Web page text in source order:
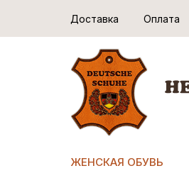
Доставка Оплата
ЖЕНСКАЯ ОБУВЬ